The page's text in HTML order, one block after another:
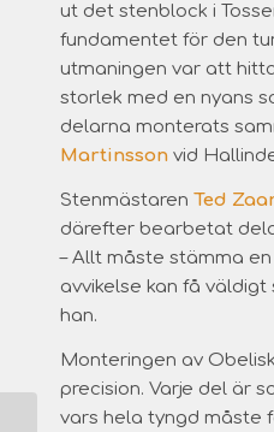
ut det stenblock i
fundamentet för den
utmaningen var att
storlek med en nyans
delarna monterats
Martinsson vid
Stenmästaren Ted
därefter bearbetat
– Allt måste stämma
avvikelse kan få
han.
Monteringen av
precision. Varje del är
vars hela tyngd måste